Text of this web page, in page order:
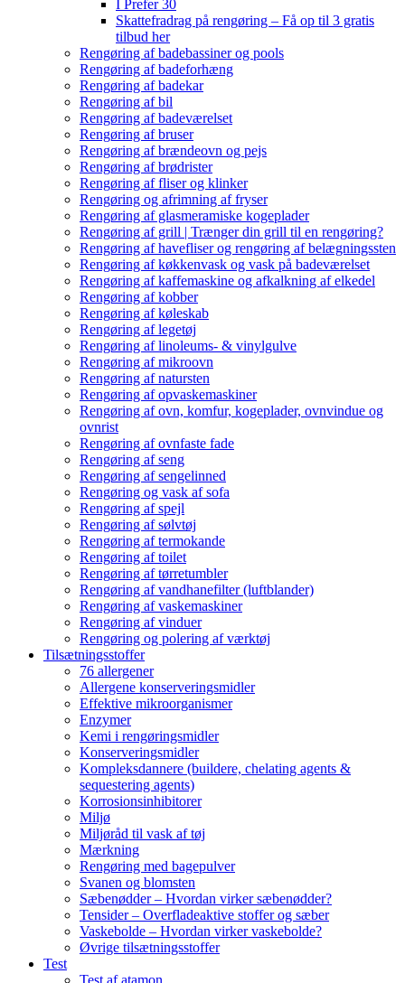
I Prefer 30
Skattefradrag på rengøring – Få op til 3 gratis
tilbud her
Rengøring af badebassiner og pools
Rengøring af badeforhæng
Rengøring af badekar
Rengøring af bil
Rengøring af badeværelset
Rengøring af bruser
Rengøring af brændeovn og pejs
Rengøring af brødrister
Rengøring af fliser og klinker
Rengøring og afrimning af fryser
Rengøring af glasmeramiske kogeplader
Rengøring af grill | Trænger din grill til en rengøring?
Rengøring af havefliser og rengøring af belægningssten
Rengøring af køkkenvask og vask på badeværelset
Rengøring af kaffemaskine og afkalkning af elkedel
Rengøring af kobber
Rengøring af køleskab
Rengøring af legetøj
Rengøring af linoleums- & vinylgulve
Rengøring af mikroovn
Rengøring af natursten
Rengøring af opvaskemaskiner
Rengøring af ovn, komfur, kogeplader, ovnvindue og
ovnrist
Rengøring af ovnfaste fade
Rengøring af seng
Rengøring af sengelinned
Rengøring og vask af sofa
Rengøring af spejl
Rengøring af sølvtøj
Rengøring af termokande
Rengøring af toilet
Rengøring af tørretumbler
Rengøring af vandhanefilter (luftblander)
Rengøring af vaskemaskiner
Rengøring af vinduer
Rengøring og polering af værktøj
Tilsætningsstoffer
76 allergener
Allergene konserveringsmidler
Effektive mikroorganismer
Enzymer
Kemi i rengøringsmidler
Konserveringsmidler
Kompleksdannere (buildere, chelating agents &
sequestering agents)
Korrosionsinhibitorer
Miljø
Miljøråd til vask af tøj
Mærkning
Rengøring med bagepulver
Svanen og blomsten
Sæbenødder – Hvordan virker sæbenødder?
Tensider – Overfladeaktive stoffer og sæber
Vaskebolde – Hvordan virker vaskebolde?
Øvrige tilsætningsstoffer
Test
Test af atamon